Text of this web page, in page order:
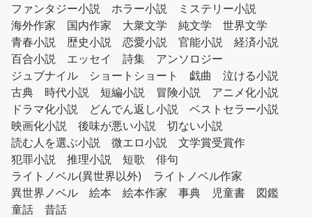
ファンタジー小説
ホラー小説
ミステリー小説
海外作家
国内作家 大衆文学 純文学
世界文学
青春小説
歴史小説 恋愛小説 官能小説
経済小説
百合小説
エッセイ 詩集
アンソロジー
ジュブナイル
ショートショート 戯曲
泣ける小説
古典
時代小説 短編小説 冒険小説
アニメ化小説
ドラマ化小説
どんでん返し小説
ベストセラー小説
映画化小説
後味が悪い小説
切ない小説
読む人を選ぶ小説
微エロ小説
文学賞受賞作
犯罪小説
推理小説 短歌
俳句
ライトノベル(異世界以外)
ライトノベル作家
異世界ノベル
絵本 絵本作家 事典 児童書
図鑑
童話
昔話